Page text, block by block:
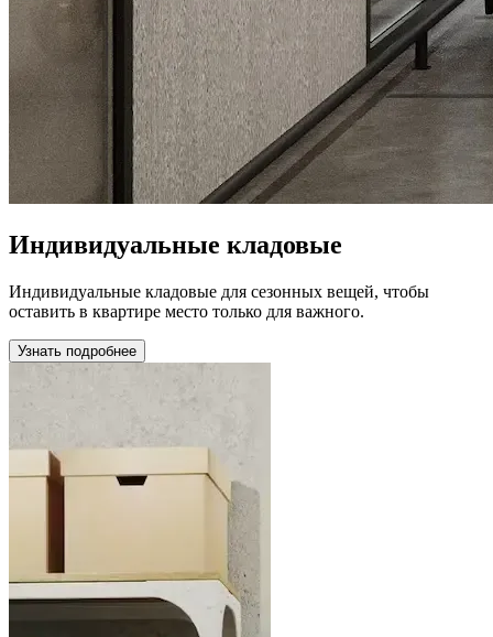
Индивидуальные кладовые
Индивидуальные кладовые для сезонных вещей, чтобы
оставить в квартире место только для важного.
Узнать подробнее